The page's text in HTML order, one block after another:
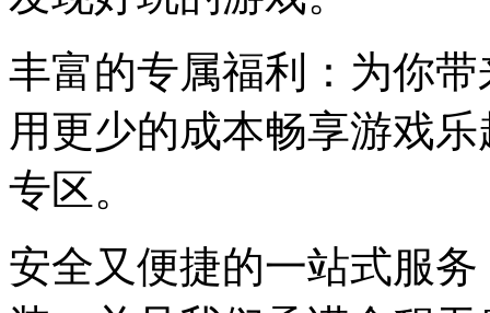
丰富的专属福利：为你
用更少的成本畅享游戏
专区。
安全又便捷的一站式服